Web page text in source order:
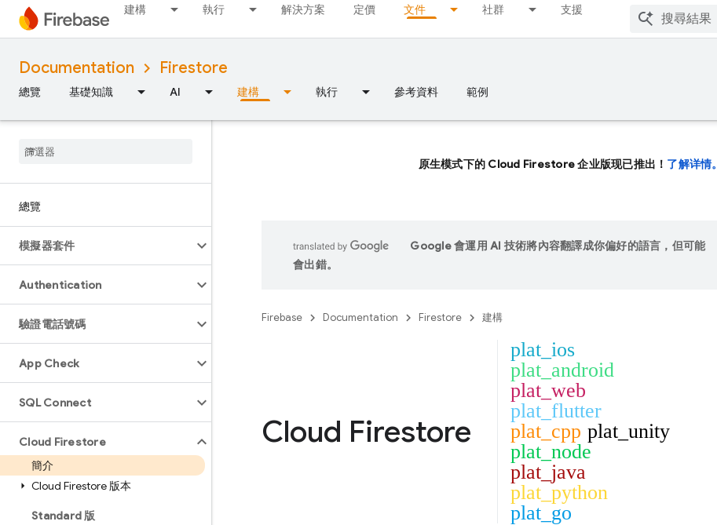
建構 執行 解決方案 定價 文件 社群 支援
Documentation Firestore
總覽 基礎知識 AI 建構 執行 參考資料 範例
總覽
模擬器套件
Authentication
驗證電話號碼
App Check
SQL Connect
Cloud Firestore
簡介
Cloud Firestore 版本
Standard 版
原生模式下的 Cloud Firestore 企业版现已推出！ 了解详情。
Google 會運用 AI 技術將內容翻譯成你偏好的語言，但可能
會出錯。
Firebase Documentation Firestore 建構
Cloud Firestore
plat_ios
plat_android
plat_web
plat_flutter
plat_cpp plat_unity
plat_node
plat_java
plat_python
plat_go